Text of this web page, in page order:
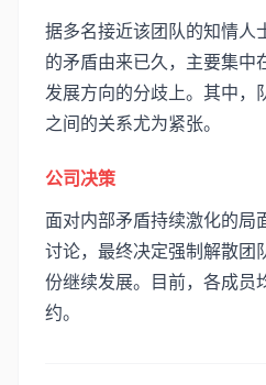
据多名接近该团队的知情人
的矛盾由来已久，主要集中
发展方向的分歧上。其中，
之间的关系尤为紧张。
公司决策
面对内部矛盾持续激化的局
讨论，最终决定强制解散团
份继续发展。目前，各成员
约。